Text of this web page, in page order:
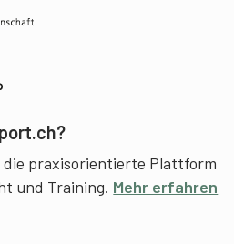
praxisorientierte Plattform
und Training. Mehr erfahren